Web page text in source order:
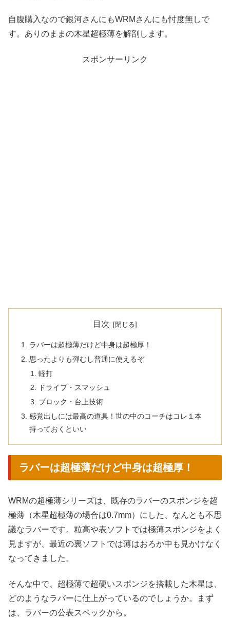
自腹購入なので銀河さんにもWRMさんにも忖度無しで
す。ありのままの木星超極薄を解剖します。
スポンサーリンク
目次
ラバーは超極薄だけど中身は超極厚！
思ったよりも弾むし普通に使えるぞ
軽打
ドライブ・スマッシュ
ブロック・台上技術
感覚出しには最高の道具！世の中のコーチはコレ１本
持っておくといい
ラバーは超極薄だけど中身は超極厚！
WRMの超極薄シリーズは、既存のラバーのスポンジを超
極薄（木星超極薄の場合は0.7mm）にした、なんとも不思
議なラバーです。粒高や表ソフトでは極薄スポンジをよく
見ますが、最近の裏ソフトでは薄はおろか中も見かけなく
なってきました。
そんな中で、超極薄で超硬いスポンジを搭載した木星は、
どのようなラバーに仕上がっているのでしょうか。まず
は、ラバーの公表スペックから。